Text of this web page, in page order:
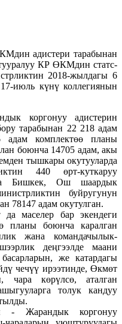
адистери тарабынан
КР ӨКМдин статс-
2018-жылдагы 6
июль күнү коллегиянын
коргонуу адистерин
тарабынан 22 218 адам
адам комплектөө планы
боюнча 14705 адам, акы
тышкары окутууларда
440 өрт-куткаруу
Бишкек, Ош шаардык
буйругунун
78147 адам окутулган.
маселер бар экендеги
планы боюнча каралган
жана командачылык-
деңгээлде маани
же катардагы
чечүү ирээтинде, Өкмөт
чара көрүлсө, аталган
толук кандуу
- Жарандык коргонуу